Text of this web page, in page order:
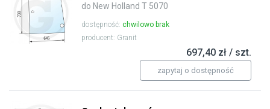
do New Holland T 5070
dostępność: chwilowo brak
producent: Granit
697,40 zł / szt.
zapytaj o dostępność